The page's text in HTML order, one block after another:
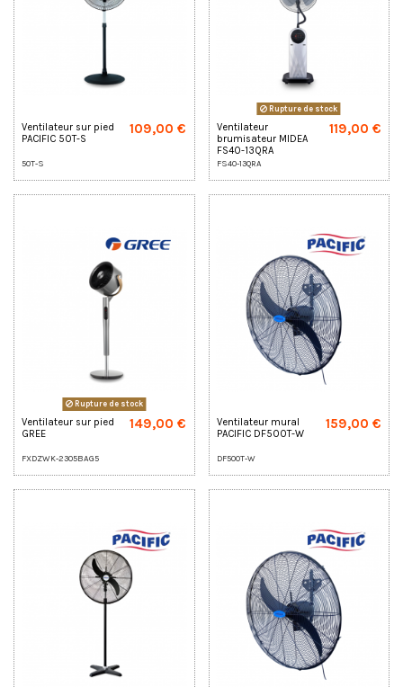
Ventilateur sur pied
PACIFIC 50T-S
50T-S
109,00 €
Rupture de stock
Ventilateur
brumisateur MIDEA
FS40-13QRA
FS40-13QRA
119,00 €
Rupture de stock
Ventilateur sur pied
GREE
FXDZWK-2305BAG5
149,00 €
Ventilateur mural
PACIFIC DF500T-W
DF500T-W
159,00 €